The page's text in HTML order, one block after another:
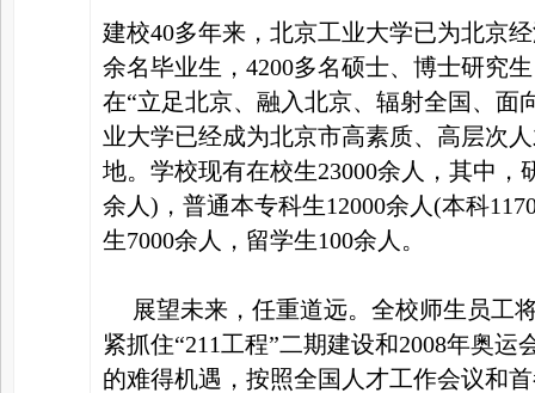
建校40多年来，北京工业大学已为北京
余名毕业生，4200多名硕士、博士研究
在“立足北京、融入北京、辐射全国、面
业大学已经成为北京市高素质、高层次
地。学校现有在校生23000余人，其中，
余人)，普通本专科生12000余人(本科
生7000余人，留学生100余人。
展望未来，任重道远。全校师生员工
紧抓住“211工程”二期建设和2008年奥
的难得机遇，按照全国人才工作会议和